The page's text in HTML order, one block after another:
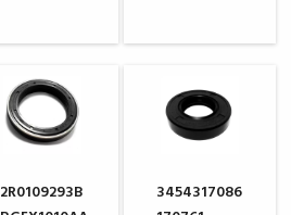
2R0109293B
3454317086